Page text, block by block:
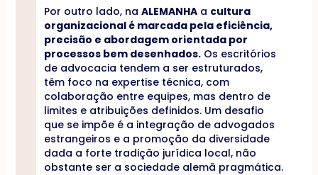
Por outro lado, na ALEMANHAa cultura
organizacional é marcada pela eficiência,
precisão e abordagem orientada por
processos bem desenhados.Os escritórios
de advocacia tendem a ser estruturados,
têm foco na expertise técnica, com
colaboração entre equipes, mas dentro de
limites e atribuições definidos. Um desafio
que se impõe é a integração de advogados
estrangeiros e a promoção da diversidade
dada a forte tradição jurídica local, não
obstante ser a sociedade alemã pragmática.